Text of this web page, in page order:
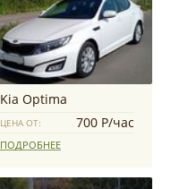
Kia Optima
ЦЕНА ОТ: 700 Р/час
ПОДРОБНЕЕ